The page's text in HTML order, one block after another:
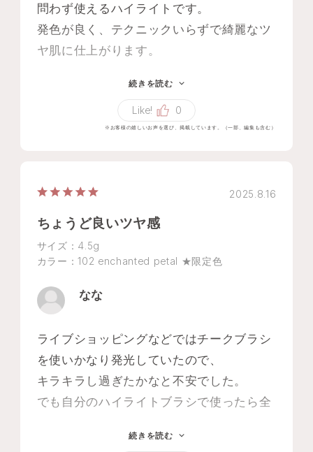
問わず使えるハイライトです。
発色が良く、テクニックいらずで綺麗なツ
ヤ肌に仕上がります。
ケースも華やかでかわいいので気分が上が
続きを読む
Like! 0
※お客様の嬉しいお声を選び、掲載しています。（一部、編集も含む）
2025.8.16
ちょうど良いツヤ感
サイズ：4.5g
カラー：102 enchanted petal ★限定色
なな
ライブショッピングなどではチークブラシ
を使いかなり発光していたので、
キラキラし過ぎたかなと不安でした。
でも自分のハイライトブラシで使ったら全
し、ギラギラしていません。
続きを読む